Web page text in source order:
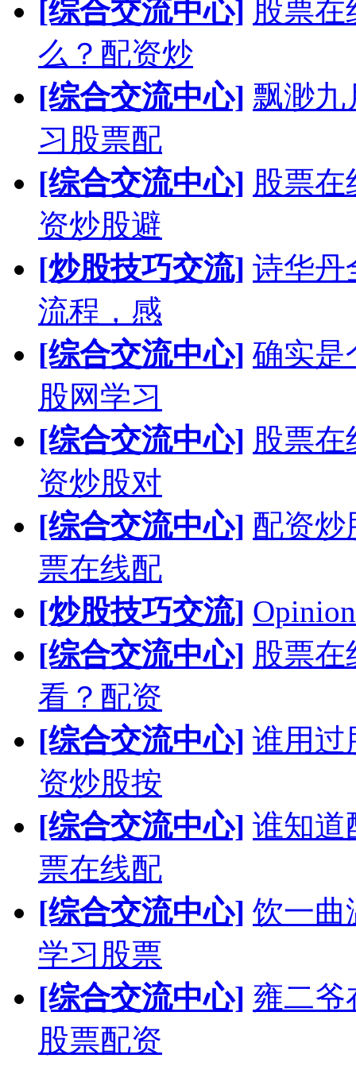
[综合交流中心] 股票
么？配资炒
[综合交流中心] 飘渺九
习股票配
[综合交流中心] 股票
资炒股避
[炒股技巧交流] 诗华丹
流程，感
[综合交流中心] 确实是
股网学习
[综合交流中心] 股票
资炒股对
[综合交流中心] 配资炒
票在线配
[炒股技巧交流]
[综合交流中心] 股票
看？配资
[综合交流中心] 谁用过
资炒股按
[综合交流中心] 谁知道
票在线配
[综合交流中心] 饮一曲
学习股票
[综合交流中心] 雍二爷
股票配资